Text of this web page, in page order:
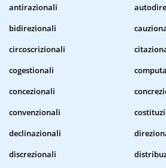
antirazionali
bidirezionali
circoscrizionali
cogestionali
concezionali
convenzionali
declinazionali
discrezionali